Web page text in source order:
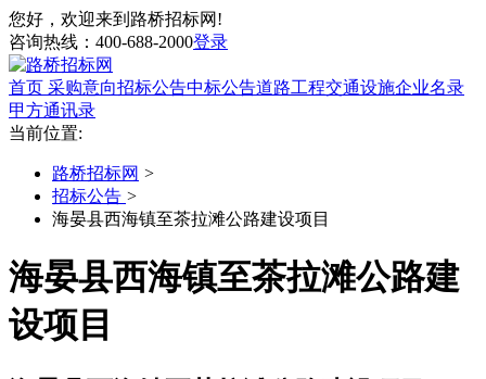
您好，欢迎来到路桥招标网!
咨询热线： 400-688-2000登录
首页 采购意向招标公告中标公告道路工程交通设施企业名录
甲方通讯录
当前位置:
路桥招标网 >
招标公告 >
海晏县西海镇至茶拉滩公路建设项目
海晏县西海镇至茶拉滩公路建
设项目